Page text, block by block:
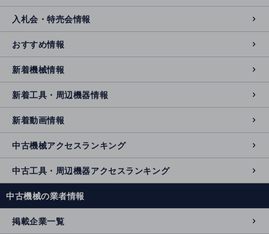
入札会・特売会情報
おすすめ情報
新着機械情報
新着工具・周辺機器情報
新着動画情報
中古機械アクセスランキング
中古工具・周辺機器アクセスランキング
中古機械の業者情報
掲載企業一覧